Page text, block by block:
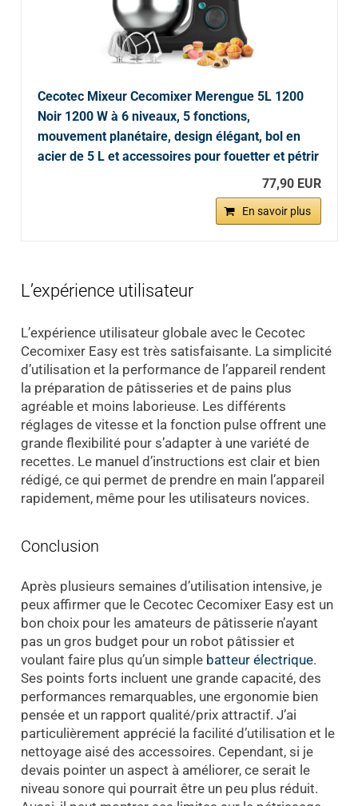
Cecotec Mixeur Cecomixer Merengue 5L 1200
Noir 1200 W à 6 niveaux, 5 fonctions,
mouvement planétaire, design élégant, bol en
acier de 5 L et accessoires pour fouetter et pétrir
77,90 EUR
En savoir plus
L’expérience utilisateur
L’expérience utilisateur globale avec le Cecotec
Cecomixer Easy est très satisfaisante. La simplicité
d’utilisation et la performance de l’appareil rendent
la préparation de pâtisseries et de pains plus
agréable et moins laborieuse. Les différents
réglages de vitesse et la fonction pulse offrent une
grande flexibilité pour s’adapter à une variété de
recettes. Le manuel d’instructions est clair et bien
rédigé, ce qui permet de prendre en main l’appareil
rapidement, même pour les utilisateurs novices.
Conclusion
Après plusieurs semaines d’utilisation intensive, je
peux affirmer que le Cecotec Cecomixer Easy est un
bon choix pour les amateurs de pâtisserie n’ayant
pas un gros budget pour un robot pâtissier et
voulant faire plus qu’un simple batteur électrique.
Ses points forts incluent une grande capacité, des
performances remarquables, une ergonomie bien
pensée et un rapport qualité/prix attractif. J’ai
particulièrement apprécié la facilité d’utilisation et le
nettoyage aisé des accessoires. Cependant, si je
devais pointer un aspect à améliorer, ce serait le
niveau sonore qui pourrait être un peu plus réduit.